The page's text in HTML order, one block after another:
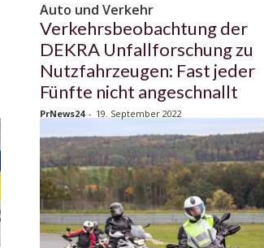
Auto und Verkehr
Verkehrsbeobachtung der
DEKRA Unfallforschung zu
Nutzfahrzeugen: Fast jeder
Fünfte nicht angeschnallt
PrNews24 - 19. September 2022